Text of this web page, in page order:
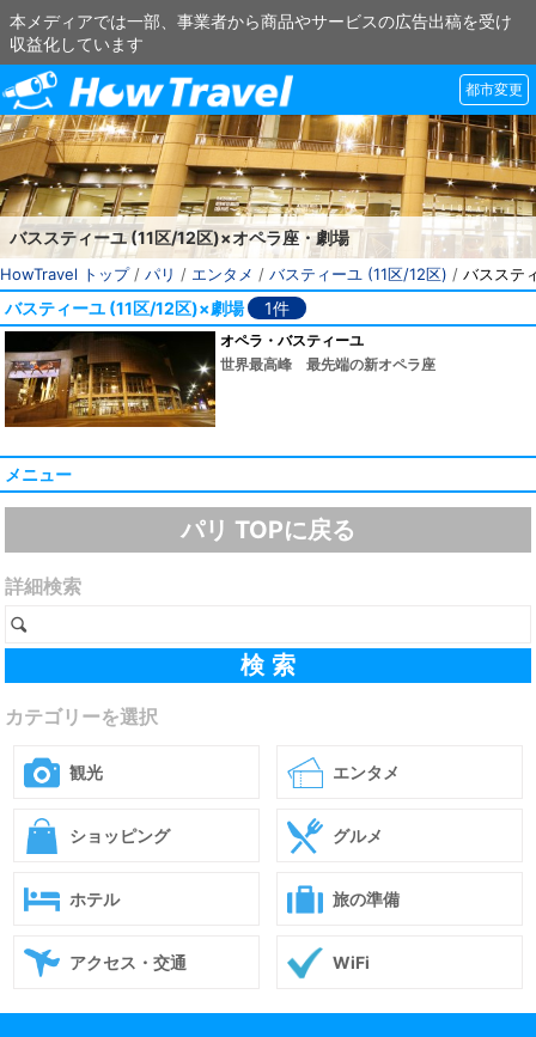
本メディアでは一部、事業者から商品やサービスの広告出稿を受け
収益化しています
都市変更
バススティーユ (11区/12区)×オペラ座・劇場
HowTravel トップ/ パリ / エンタメ / バスティーユ (11区/12区) / バスステ
バスティーユ (11区/12区)×劇場 1件
オペラ・バスティーユ
世界最高峰 最先端の新オペラ座
メニュー
パリ TOPに戻る
詳細検索
カテゴリーを選択
観光 エンタメ
ショッピング グルメ
ホテル 旅の準備
アクセス・交通 WiFi